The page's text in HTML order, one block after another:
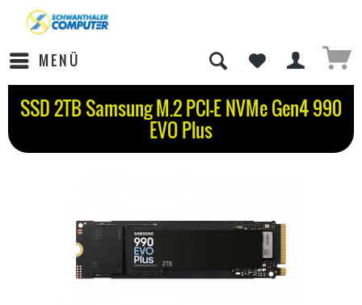
MENÜ
SSD 2TB Samsung M.2 PCI-E NVMe Gen4 990
EVO Plus